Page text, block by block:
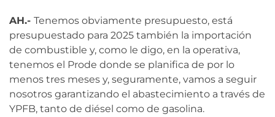
AH.- Tenemos obviamente presupuesto, está
presupuestado para 2025 también la importación
de combustible y, como le digo, en la operativa,
tenemos el Prode donde se planifica de por lo
menos tres meses y, seguramente, vamos a seguir
nosotros garantizando el abastecimiento a través de
YPFB, tanto de diésel como de gasolina.